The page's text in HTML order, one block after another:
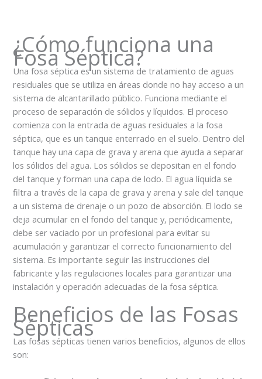
¿Cómo funciona una
Fosa Séptica?
Una fosa séptica es un sistema de tratamiento de aguas
residuales que se utiliza en áreas donde no hay acceso a un
sistema de alcantarillado público. Funciona mediante el
proceso de separación de sólidos y líquidos. El proceso
comienza con la entrada de aguas residuales a la fosa
séptica, que es un tanque enterrado en el suelo. Dentro del
tanque hay una capa de grava y arena que ayuda a separar
los sólidos del agua. Los sólidos se depositan en el fondo
del tanque y forman una capa de lodo. El agua líquida se
filtra a través de la capa de grava y arena y sale del tanque
a un sistema de drenaje o un pozo de absorción. El lodo se
deja acumular en el fondo del tanque y, periódicamente,
debe ser vaciado por un profesional para evitar su
acumulación y garantizar el correcto funcionamiento del
sistema. Es importante seguir las instrucciones del
fabricante y las regulaciones locales para garantizar una
instalación y operación adecuadas de la fosa séptica.
Beneficios de las Fosas
Sépticas
Las fosas sépticas tienen varios beneficios, algunos de ellos
son: